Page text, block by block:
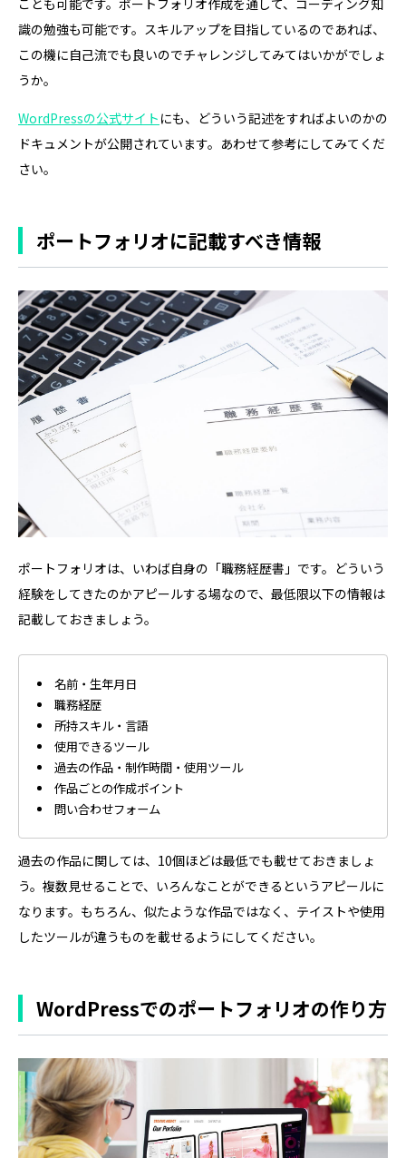
ことも可能です。ポートフォリオ作成を通して、コーディング知
識の勉強も可能です。スキルアップを目指しているのであれば、
この機に自己流でも良いのでチャレンジしてみてはいかがでしょ
うか。
WordPressの公式サイト にも、どういう記述をすればよいのかの
ドキュメントが公開されています。あわせて参考にしてみてくだ
さい。
ポートフォリオに記載すべき情報
ポートフォリオは、いわば自身の「職務経歴書」です。どういう
経験をしてきたのかアピールする場なので、最低限以下の情報は
記載しておきましょう。
名前・生年月日
職務経歴
所持スキル・言語
使用できるツール
過去の作品・制作時間・使用ツール
作品ごとの作成ポイント
問い合わせフォーム
過去の作品に関しては、10個ほどは最低でも載せておきましょ
う。複数見せることで、いろんなことができるというアピールに
なります。もちろん、似たような作品ではなく、テイストや使用
したツールが違うものを載せるようにしてください。
WordPressでのポートフォリオの作り方